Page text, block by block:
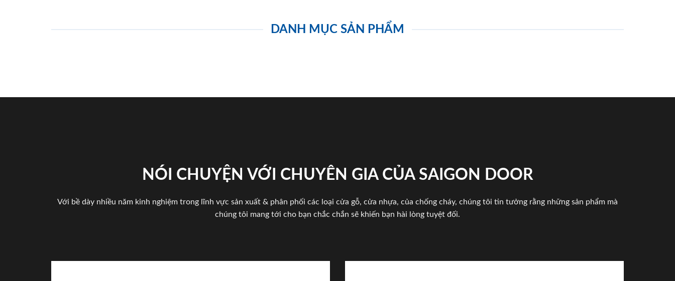
DANH MỤC SẢN PHẨM
NÓI CHUYỆN VỚI CHUYÊN GIA CỦA SAIGON DOOR
Với bề dày nhiều năm kinh nghiệm trong lĩnh vực sản xuất & phân phối các loại cửa gỗ, cửa nhựa, của chống cháy, chúng tôi tin tưởng rằng những sản phẩm mà
chúng tôi mang tới cho bạn chắc chắn sẽ khiến bạn hài lòng tuyệt đối.